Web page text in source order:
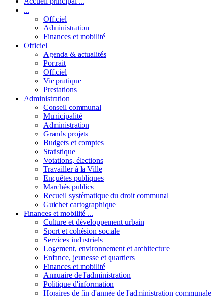
...
Officiel
Administration
Finances et mobilité
Officiel
Agenda & actualités
Portrait
Officiel
Vie pratique
Prestations
Administration
Conseil communal
Municipalité
Administration
Grands projets
Budgets et comptes
Statistique
Votations, élections
Travailler à la Ville
Enquêtes publiques
Marchés publics
Recueil systématique du droit communal
Guichet cartographique
Finances et mobilité ...
Culture et développement urbain
Sport et cohésion sociale
Services industriels
Logement, environnement et architecture
Enfance, jeunesse et quartiers
Finances et mobilité
Annuaire de l'administration
Politique d'information
Horaires de fin d'année de l'administration communale